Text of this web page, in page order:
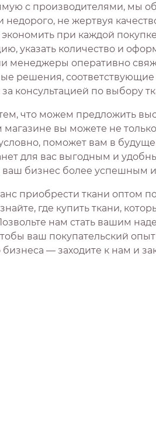
с производителями, мы
недорого, не жертвуя
при каждой
указать количество и
менеджеры оперативно
решения,
консультацией по выбору
что можем предложить
вы можете не
поможет вам в
для вас выгодным и
ваш бизнес более успешным
приобрести ткани оптом
где купить ткани,
нам стать вашим
ваш покупательский
бизнеса — заходите к нам и